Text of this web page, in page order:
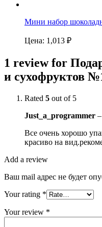
Мини набор
Цена: 1,013 ₽
1 review for
и сухофруктов
Rated 5 out of 5
Just_a_programmer –
Все очень хорошо
красиво на
Add a review
Ваш mail адрес не будет
Your rating *
Your review *